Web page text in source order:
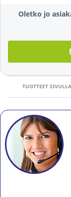
Oletko jo
TUOTTEET